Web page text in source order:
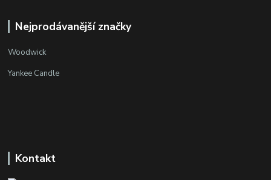
Nejprodávanější značky
Woodwick
Yankee Candle
Kontakt